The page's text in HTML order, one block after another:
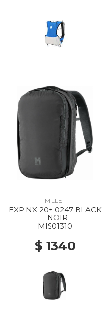
MILLET
EXP NX 20+ 0247 BLACK
- NOIR
MIS01310
$ 1340